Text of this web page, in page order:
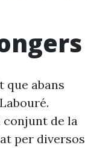
que abans
de la
per diversos